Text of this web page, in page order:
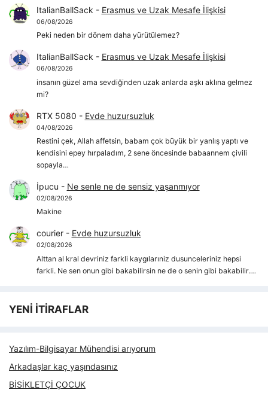
ItalianBallSack - Erasmus ve Uzak Mesafe İlişkisi
06/08/2026
Peki neden bir dönem daha yürütülemez?
ItalianBallSack - Erasmus ve Uzak Mesafe İlişkisi
06/08/2026
insanın güzel ama sevdiğinden uzak anlarda aşkı aklına gelmez
mi?
RTX 5080 - Evde huzursuzluk
04/08/2026
Restini çek, Allah affetsin, babam çok büyük bir yanlış yaptı ve
kendisini epey hırpaladım, 2 sene öncesinde babaannem çivili
sopayla…
İpucu - Ne senle ne de sensiz yaşanmıyor
02/08/2026
Makine
courier- Evde huzursuzluk
02/08/2026
Alttan al kral devriniz farkli kaygılarıniz dusunceleriniz hepsi
farkli. Ne sen onun gibi bakabilirsin ne de o senin gibi bakabilir.…
YENİ İTİRAFLAR
Yazılım-Bilgisayar Mühendisi arıyorum
Arkadaşlar kaç yaşındasınız
BİSİKLETÇİ ÇOCUK